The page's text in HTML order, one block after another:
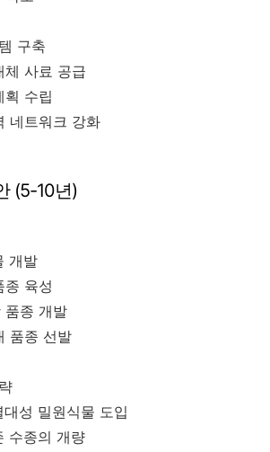
구축
사료 공급
수립
네트워크 강화
(5-10년)
개발
육성
종 개발
품종 선발
성 밀원식물 도입
수종의 개량